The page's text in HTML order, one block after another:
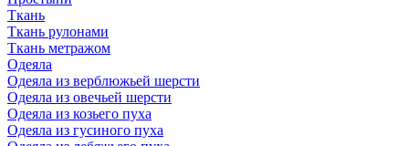
Ткань
Ткань рулонами
Ткань метражом
Одеяла
Одеяла из верблюжьей шерсти
Одеяла из овечьей шерсти
Одеяла из козьего пуха
Одеяла из гусиного пуха